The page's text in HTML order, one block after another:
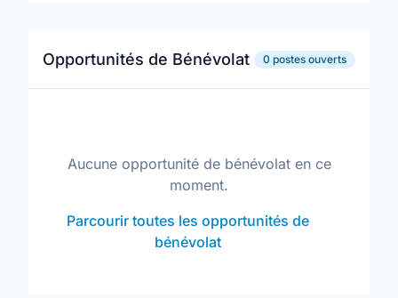
Opportunités de Bénévolat 0 postes ouverts
Aucune opportunité de bénévolat en ce
moment.
Parcourir toutes les opportunités de
bénévolat